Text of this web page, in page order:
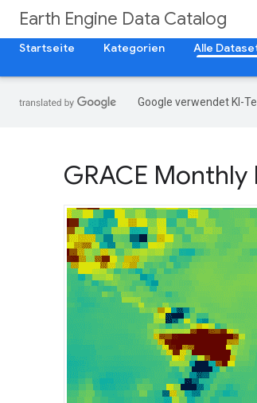
Earth Engine Data Catalog
Startseite
Kategorien Alle
Google verwendet KI-
GRACE Monthly